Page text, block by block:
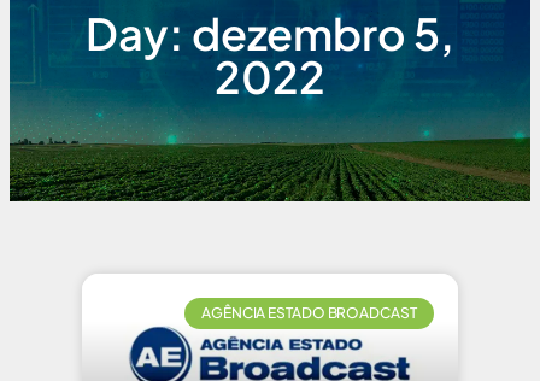
Day: dezembro 5,
2022
AGÊNCIA ESTADO BROADCAST